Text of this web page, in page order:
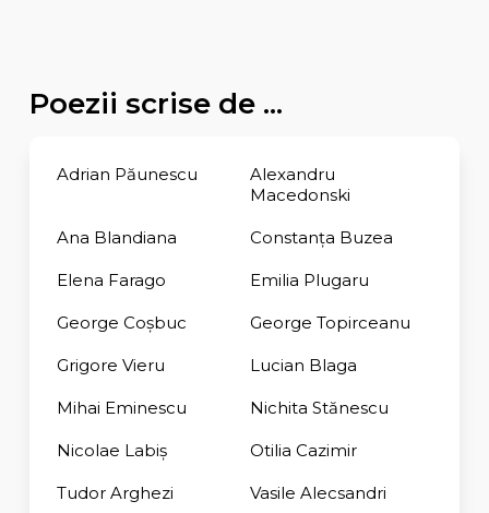
Poezii scrise de ...
Adrian Păunescu
Alexandru
Macedonski
Ana Blandiana Constanţa Buzea
Elena Farago Emilia Plugaru
George Coşbuc George Topirceanu
Grigore Vieru Lucian Blaga
Mihai Eminescu Nichita Stănescu
Nicolae Labiș Otilia Cazimir
Tudor Arghezi Vasile Alecsandri